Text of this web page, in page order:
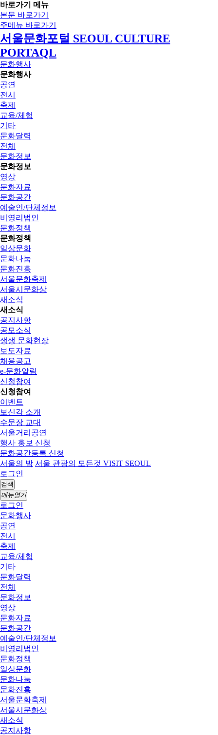
바로가기 메뉴
본문 바로가기
주메뉴 바로가기
서울문화포털 SEOUL CULTURE
PORTAQL
문화행사
문화행사
공연
전시
축제
교육/체험
기타
문화달력
전체
문화정보
문화정보
영상
문화자료
문화공간
예술인/단체정보
비영리법인
문화정책
문화정책
일상문화
문화나눔
문화진흥
서울문화축제
서울시문화상
새소식
새소식
공지사항
공모소식
생생 문화현장
보도자료
채용공고
e-문화알림
신청참여
신청참여
이벤트
보신각 소개
수문장 교대
서울거리공연
행사 홍보 신청
문화공간등록 신청
서울의 밤 서울 관광의 모든것 VISIT SEOUL
로그인
검색
메뉴열기
로그인
문화행사
공연
전시
축제
교육/체험
기타
문화달력
전체
문화정보
영상
문화자료
문화공간
예술인/단체정보
비영리법인
문화정책
일상문화
문화나눔
문화진흥
서울문화축제
서울시문화상
새소식
공지사항